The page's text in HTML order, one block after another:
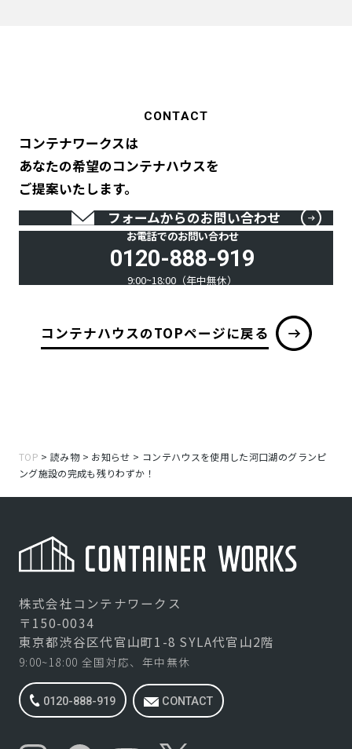
CONTACT
コンテナワークスは
あなたの希望のコンテナハウスを
ご提案いたします。
フォームからのお問い合わせ
お電話でのお問い合わせ
0120-888-919
9:00~18:00（年中無休）
コンテナハウスのTOPページに戻る
TOP >読み物> お知らせ > コンテハウスを使用した河口湖のグランピ
ング施設の完成も残りわずか！
株式会社コンテナワークス
〒150-0034
東京都渋谷区代官山町1-8 SYLA代官山2階
9:00~18:00 全国対応、年中無休
0120-888-919 CONTACT